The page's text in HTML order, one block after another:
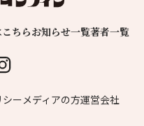
ちらお知らせ一覧著者一覧
ーメディアの方運営会社